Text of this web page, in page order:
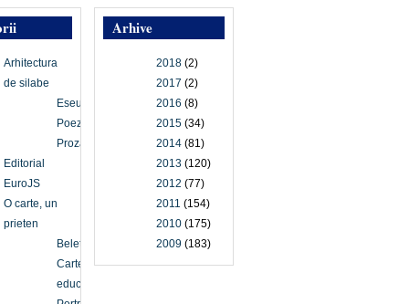
Arhive
2018 (2)
2017 (2)
2016 (8)
2015 (34)
2014 (81)
2013 (120)
2012 (77)
2011 (154)
2010 (175)
2009 (183)
Arhitectura
de silabe
Eseu
Poezie
Proză
Editorial
EuroJS
O carte, un
prieten
Beletristică
Carte
educațională